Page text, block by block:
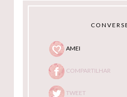
AMEI
COMPARTILHAR
TWEET